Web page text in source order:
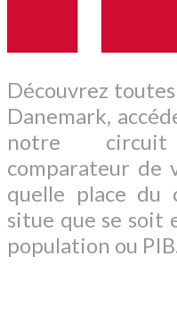
Découvrez
Danemark,
notre
comparateur de
quelle place du
situe que se soit
population ou